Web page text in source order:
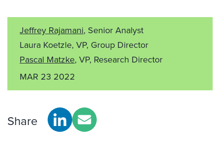
Jeffrey Rajamani, Senior Analyst
Laura Koetzle, VP, Group Director
Pascal Matzke, VP, Research Director
MAR 23 2022
Share